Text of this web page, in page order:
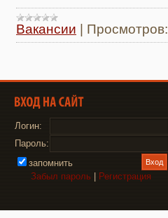
Вакансии Просмотров:
Логин:
Пароль:
запомнить
Забыл пароль
Регистрация